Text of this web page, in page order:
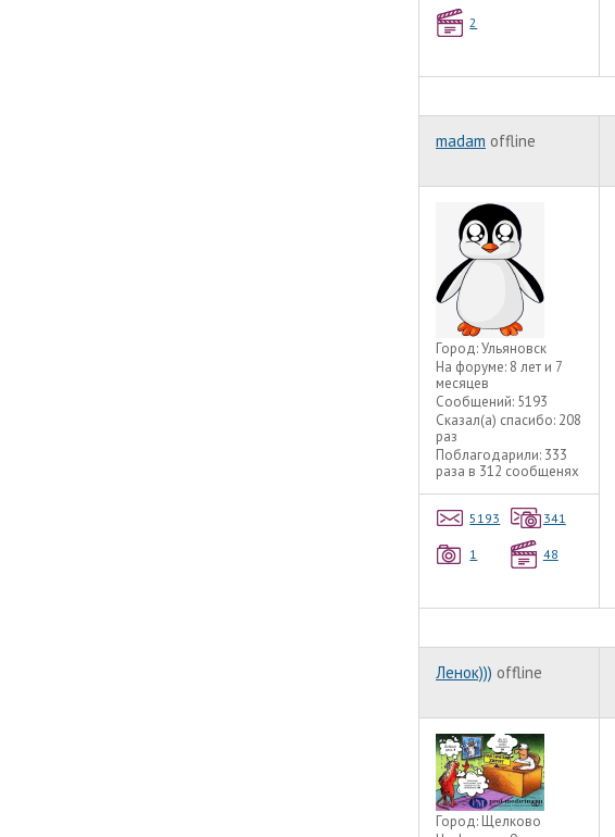
2
madam offline
Город:Ульяновск
На форуме: 8 лет и 7
месяцев
Сообщений: 5193
Сказал(а) спасибо: 208
раз
Поблагодарили: 333
раза в 312 сообщенях
5193 341
1 48
Ленок))) offline
Город: Щелково